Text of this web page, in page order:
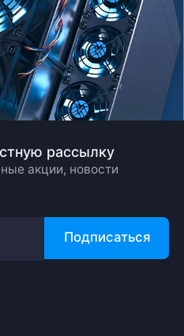
рассылку
акции, новости
Подписаться